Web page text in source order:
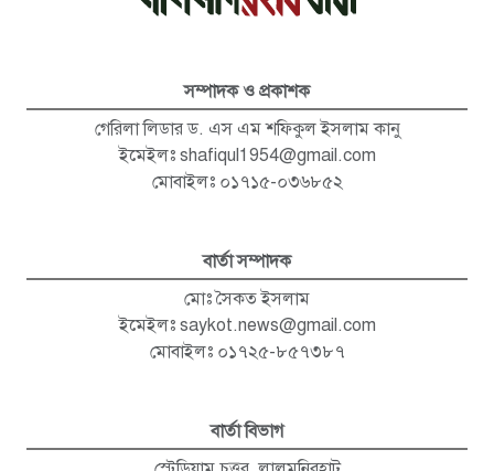
সম্পাদক ও প্রকাশক
গেরিলা লিডার ড. এস এম শফিকুল ইসলাম কানু
ইমেইলঃ shafiqul1954@gmail.com
মোবাইলঃ ০১৭১৫-০৩৬৮৫২
বার্তা সম্পাদক
মোঃ সৈকত ইসলাম
ইমেইলঃ saykot.news@gmail.com
মোবাইলঃ ০১৭২৫-৮৫৭৩৮৭
বার্তা বিভাগ